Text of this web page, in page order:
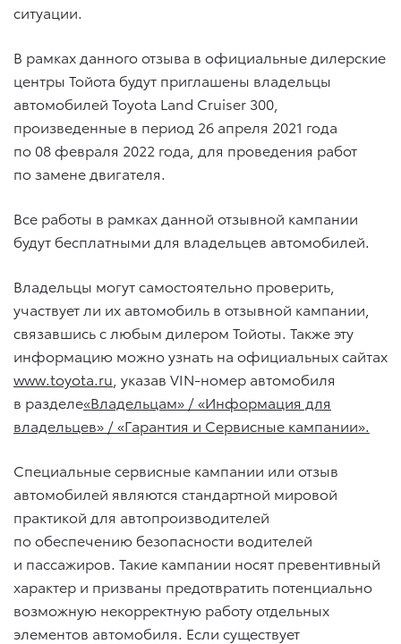
ситуации.
В рамках данного отзыва в официальные дилерские
центры Тойота будут приглашены владельцы
автомобилей Toyota Land Cruiser 300
произведенные в период 26 апреля 2021 года
по 08 февраля 2022 года, для проведения работ
по замене двигателя.
Все работы в рамках данной отзывной кампании
будут бесплатными для владельцев автомобилей.
Владельцы могут самостоятельно проверить,
участвует ли их автомобиль в отзывной кампании,
связавшись с любым дилером Тойоты. Также эту
информацию можно узнать на официальных сайтах
www.toyota.ru , указав VIN-номер автомобиля
в разделе«Владельцам» / «Информация для
владельцев» / «Гарантия и Сервисные кампании».
Специальные сервисные кампании или отзыв
автомобилей являются стандартной мировой
практикой для автопроизводителей
по обеспечению безопасности водителей
и пассажиров. Такие кампании носят превентивный
характер и призваны предотвратить потенциально
возможную некорректную работу отдельных
элементов автомобиля. Если существует